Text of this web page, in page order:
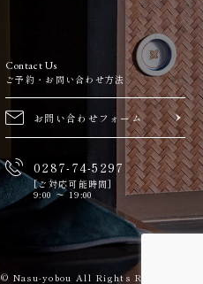
Reserve
Contact Us
ご予約・お問い合わせ方法
お問い合わせフォーム
0287-74-5297
[ご対応可能時間]
9:00 ～ 19:00
© Nasu-yobou All Rights Reserved.